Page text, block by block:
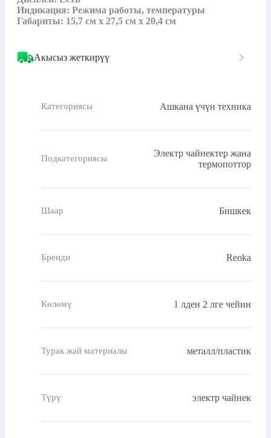
Индикация: Режима работы, температуры
Габариты: 15,7 см x 27,5 см x 20,4 см
Акысыз жеткирүү
Категориясы Ашкана үчүн техника
Подкатегориясы
Электр чайнектер жана
термопоттор
Шаар Бишкек
Бренди Reoka
Көлөмү 1 лден 2 лге чейин
Турак жай материалы металл/пластик
Түрү электр чайнек